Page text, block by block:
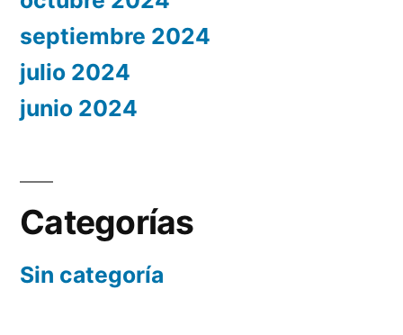
septiembre 2024
julio 2024
junio 2024
Categorías
Sin categoría